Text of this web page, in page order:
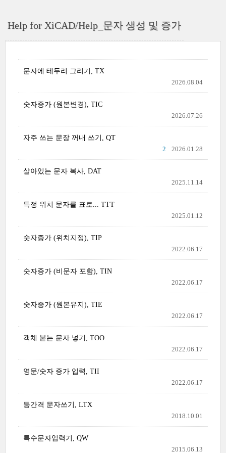
Help for XiCAD/Help_문자 생성 및 증가
문자에 테두리 그리기, TX
2026.08.04
숫자증가 (원본변경), TIC
2026.07.26
자주 쓰는 문장 꺼내 쓰기, QT
2026.01.28
2
살아있는 문자 복사, DAT
2025.11.14
특정 위치 문자를 표로... TTT
2025.01.12
숫자증가 (위치지정), TIP
2022.06.17
숫자증가 (비문자 포함), TIN
2022.06.17
숫자증가 (원본유지), TIE
2022.06.17
객체 붙는 문자 넣기, TOO
2022.06.17
영문/숫자 증가 입력, TII
2022.06.17
등간격 문자쓰기, LTX
2018.10.01
특수문자입력기, QW
2015.06.13